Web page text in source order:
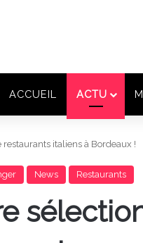
ACCUEIL ACTU
italiens à Bordeaux !
News Restaurants